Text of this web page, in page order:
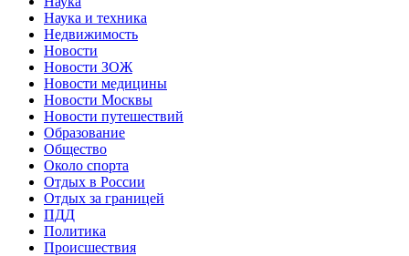
Наука и техника
Недвижимость
Новости
Новости ЗОЖ
Новости медицины
Новости Москвы
Новости путешествий
Образование
Общество
Около спорта
Отдых в России
Отдых за границей
ПДД
Политика
Происшествия